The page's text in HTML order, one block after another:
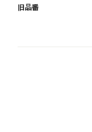
旧品番